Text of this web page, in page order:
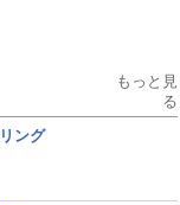
もっと見
る
ング